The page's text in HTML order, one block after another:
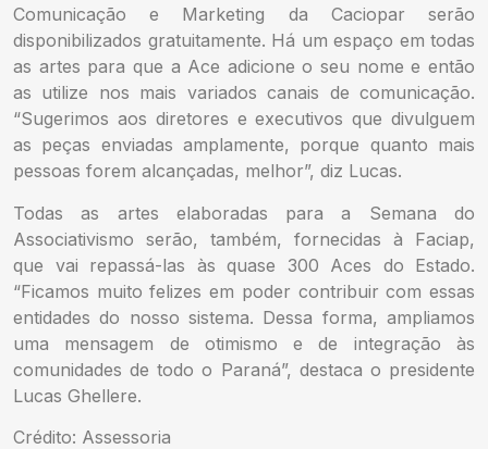
Comunicação e Marketing da Caciopar serão
disponibilizados gratuitamente. Há um espaço em todas
as artes para que a Ace adicione o seu nome e então
as utilize nos mais variados canais de comunicação.
“Sugerimos aos diretores e executivos que divulguem
as peças enviadas amplamente, porque quanto mais
pessoas forem alcançadas, melhor”, diz Lucas.
Todas as artes elaboradas para a Semana do
Associativismo serão, também, fornecidas à Faciap,
que vai repassá-las às quase 300 Aces do Estado.
“Ficamos muito felizes em poder contribuir com essas
entidades do nosso sistema. Dessa forma, ampliamos
uma mensagem de otimismo e de integração às
comunidades de todo o Paraná”, destaca o presidente
Lucas Ghellere.
Crédito: Assessoria